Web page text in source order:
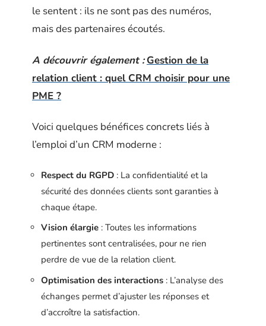
le sentent : ils ne sont pas des numéros,
mais des partenaires écoutés.
A découvrir également : Gestion de la
relation client : quel CRM choisir pour une
PME ?
Voici quelques bénéfices concrets liés à
l’emploi d’un CRM moderne :
Respect du RGPD : La confidentialité et la
sécurité des données clients sont garanties à
chaque étape.
Vision élargie : Toutes les informations
pertinentes sont centralisées, pour ne rien
perdre de vue de la relation client.
Optimisation des interactions : L’analyse des
échanges permet d’ajuster les réponses et
d’accroître la satisfaction.